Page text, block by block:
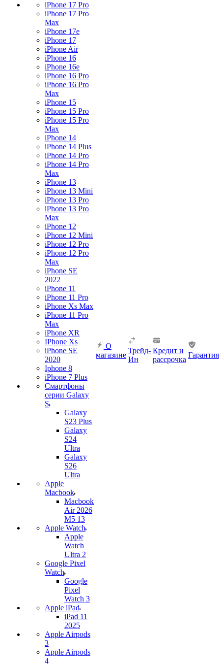
iPhone 17 Pro
iPhone 17 Pro
Max
iPhone 17e
iPhone 17
iPhone Air
iPhone 16
iPhone 16e
iPhone 16 Pro
iPhone 16 Pro
Max
iPhone 15
iPhone 15 Pro
iPhone 15 Pro
Max
iPhone 14
iPhone 14 Plus
iPhone 14 Pro
iPhone 14 Pro
Max
iPhone 13
iPhone 13 Mini
iPhone 13 Pro
iPhone 13 Pro
Max
iPhone 12
iPhone 12 Mini
iPhone 12 Pro
iPhone 12 Pro
Max
iPhone SE
2022
iPhone 11
iPhone 11 Pro
iPhone Xs Max
iPhone 11 Pro
Max
iPhone XR
IPhone Xs
iPhone SE
2020
Iphone 8
iPhone 7 Plus
Смартфоны
серии Galaxy
S
Galaxy
S23 Plus
Galaxy
S24
Ultra
Galaxy
S26
Ultra
Apple
Macbook
Macbook
Air 2026
M5 13
Apple Watch
Apple
Watch
Ultra 2
Google Pixel
Watch
Google
Pixel
Watch 3
Apple iPad
iPad 11
2025
Apple Airpods
3
Apple Airpods
4
О
магазине
Трейд-
Ин
Кредит и
рассрочка
Гарантия